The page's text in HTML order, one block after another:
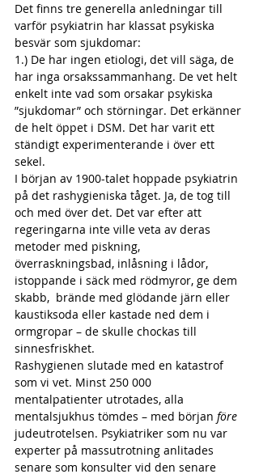
Det finns tre generella anledningar till
varför psykiatrin har klassat psykiska
besvär som sjukdomar:
1.) De har ingen etiologi, det vill säga, de
har inga orsakssammanhang. De vet helt
enkelt inte vad som orsakar psykiska
”sjukdomar” och störningar. Det erkänner
de helt öppet i DSM. Det har varit ett
ständigt experimenterande i över ett
sekel.
I början av 1900-talet hoppade psykiatrin
på det rashygieniska tåget. Ja, de tog till
och med över det. Det var efter att
regeringarna inte ville veta av deras
metoder med piskning,
överraskningsbad, inlåsning i lådor,
istoppande i säck med rödmyror, ge dem
skabb,  brände med glödande järn eller
kaustiksoda eller kastade ned dem i
ormgropar – de skulle chockas till
sinnesfriskhet.
Rashygienen slutade med en katastrof
som vi vet. Minst 250 000
mentalpatienter utrotades, alla
mentalsjukhus tömdes – med början före
judeutrotelsen. Psykiatriker som nu var
experter på massutrotning anlitades
senare som konsulter vid den senare